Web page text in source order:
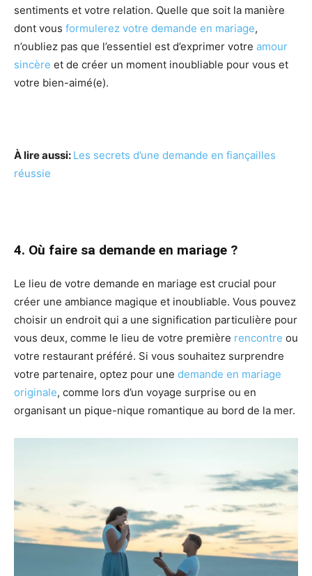
sentiments et votre relation. Quelle que soit la manière
dont vous formulerez votre demande en mariage,
n’oubliez pas que l’essentiel est d’exprimer votre amour
sincère et de créer un moment inoubliable pour vous et
votre bien-aimé(e).
À lire aussi: Les secrets d’une demande en fiançailles
réussie
4. Où faire sa demande en mariage ?
Le lieu de votre demande en mariage est crucial pour
créer une ambiance magique et inoubliable. Vous pouvez
choisir un endroit qui a une signification particulière pour
vous deux, comme le lieu de votre première rencontre ou
votre restaurant préféré. Si vous souhaitez surprendre
votre partenaire, optez pour une demande en mariage
originale, comme lors d’un voyage surprise ou en
organisant un pique-nique romantique au bord de la mer.